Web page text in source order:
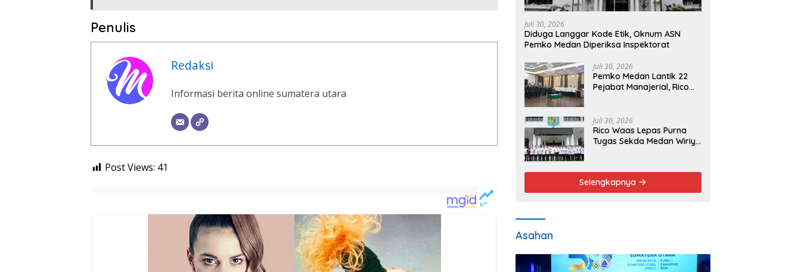
Penulis
Redaksi
Informasi berita online sumatera utara
Post Views: 41
Juli 30, 2026
Diduga Langgar Kode Etik, Oknum ASN
Pemko Medan Diperiksa Inspektorat
Juli 30, 2026
Pemko Medan Lantik 22
Pejabat Manajerial, Rico
Transparan
Juli 30, 2026
Rico Waas Lepas Purna
Tugas Sekda Medan Wiriya
Berakhir
Selengkapnya
Asahan